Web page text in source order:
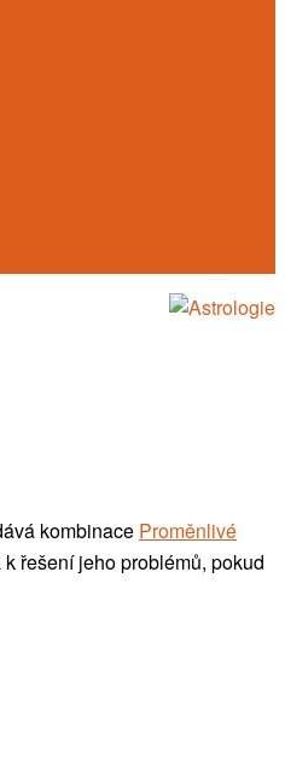
kombinace Proměnlivé
řešení jeho problémů, pokud